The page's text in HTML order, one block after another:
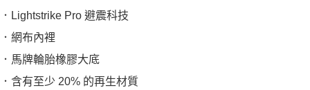
．Lightstrike Pro 避震科技
．網布內裡
．馬牌輪胎橡膠大底
．含有至少 20% 的再生材質